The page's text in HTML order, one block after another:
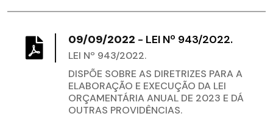
09/09/2022 - LEI Nº 943/2022.
LEI Nº 943/2022.
DISPÕE SOBRE AS DIRETRIZES PARA A
ELABORAÇÃO E EXECUÇÃO DA LEI
ORÇAMENTÁRIA ANUAL DE 2023 E DÁ
OUTRAS PROVIDÊNCIAS.